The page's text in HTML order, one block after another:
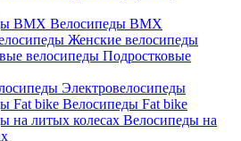
Велосипеды BMX
Женские велосипеды
Подростковые
Электровелосипеды
Велосипеды Fat bike
Велосипеды на